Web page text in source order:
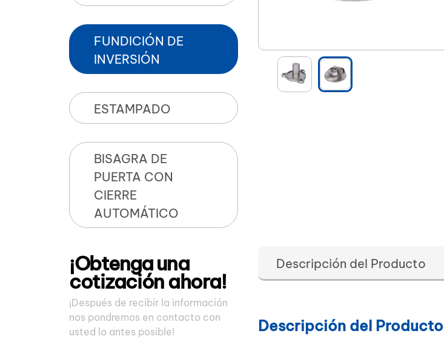
FUNDICIÓN DE
INVERSIÓN
ESTAMPADO
BISAGRA DE
PUERTA CON
CIERRE
AUTOMÁTICO
¡Obtenga una
cotización ahora!
¡Después de recibir la información
nos pondremos en contacto con
usted lo antes posible!
Descripción del Producto
Descripción del Producto